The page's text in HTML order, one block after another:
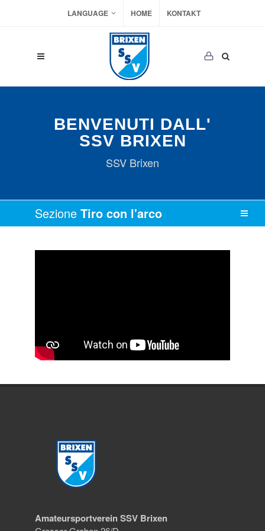
LANGUAGE HOME KONTAKT
BENVENUTI DALL'
SSV BRIXEN
SSV Brixen
Sezione Tiro con l'arco
Amateursportverein SSV Brixen